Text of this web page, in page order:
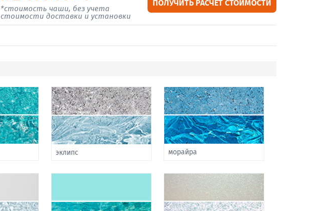
*стоимость чаши, без учета
стоимости доставки и установки
ПОЛУЧИТЬ РАСЧЕТ СТОИМОСТИ
эклипс морайра